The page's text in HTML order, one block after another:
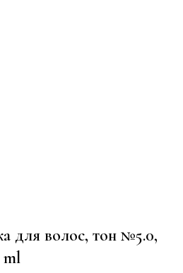
для волос, тон №5.0,
ml